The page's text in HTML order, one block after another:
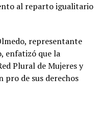
al reparto igualitario
representante
enfatizó que la
Plural de Mujeres y
pro de sus derechos